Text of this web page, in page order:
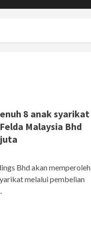
8 anak syarikat
Malaysia Bhd
Bhd akan memperoleh
melalui pembelian